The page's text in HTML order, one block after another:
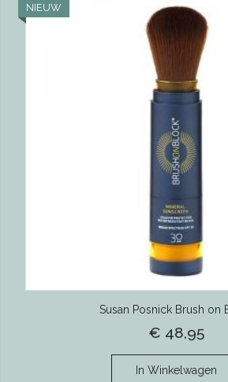
NIEUW
Susan Posnick Brush on
€ 48,95
In Winkelwagen